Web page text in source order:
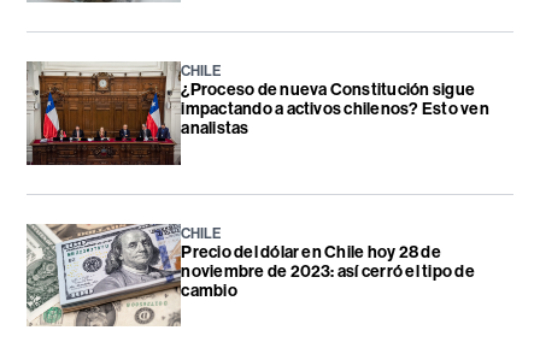
CHILE
¿Proceso de nueva Constitución sigue
impactando a activos chilenos? Esto ven
analistas
CHILE
Precio del dólar en Chile hoy 28 de
noviembre de 2023: así cerró el tipo de
cambio